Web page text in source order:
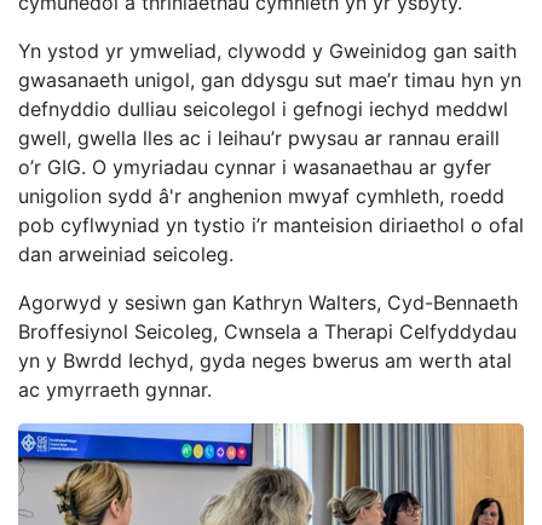
Yn ystod yr ymweliad, clywodd y Gweinidog gan saith
gwasanaeth unigol, gan ddysgu sut mae’r timau hyn yn
defnyddio dulliau seicolegol i gefnogi iechyd meddwl
gwell, gwella lles ac i leihau’r pwysau ar rannau eraill
o’r GIG. O ymyriadau cynnar i wasanaethau ar gyfer
unigolion sydd â'r anghenion mwyaf cymhleth, roedd
pob cyflwyniad yn tystio i’r manteision diriaethol o ofal
dan arweiniad seicoleg.
Agorwyd y sesiwn gan Kathryn Walters, Cyd-Bennaeth
Broffesiynol Seicoleg, Cwnsela a Therapi Celfyddydau
yn y Bwrdd Iechyd, gyda neges bwerus am werth atal
ac ymyrraeth gynnar.